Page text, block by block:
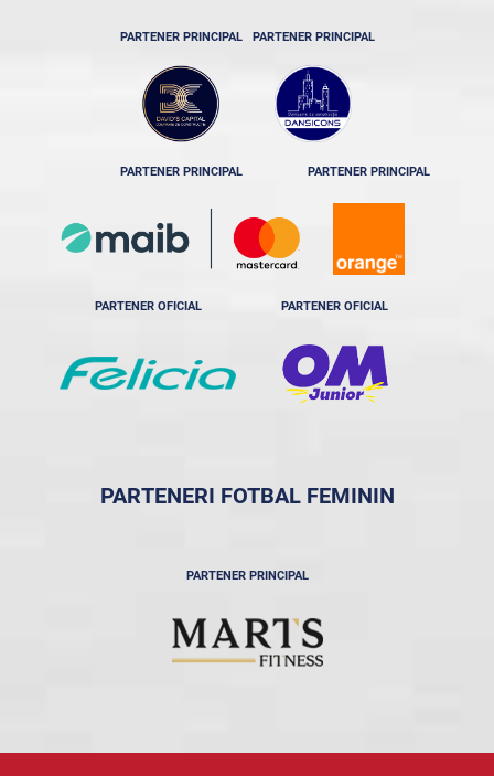
PARTENER PRINCIPAL PARTENER PRINCIPAL
PARTENER PRINCIPAL PARTENER PRINCIPAL
PARTENER OFICIAL PARTENER OFICIAL
PARTENERI FOTBAL FEMININ
PARTENER PRINCIPAL